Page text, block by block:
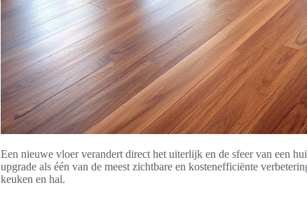
Een nieuwe vloer verandert direct het uiterlijk en de sfeer van een
upgrade als één van de meest zichtbare en kostenefficiënte
keuken en hal.